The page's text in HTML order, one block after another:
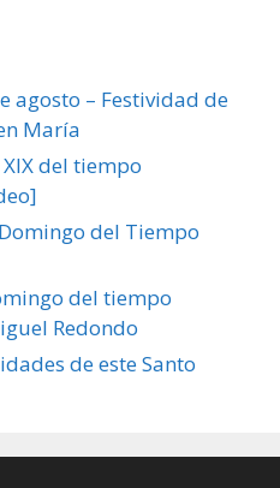
agosto – Festividad de
María
del tiempo
del Tiempo
del tiempo
Redondo
de este Santo